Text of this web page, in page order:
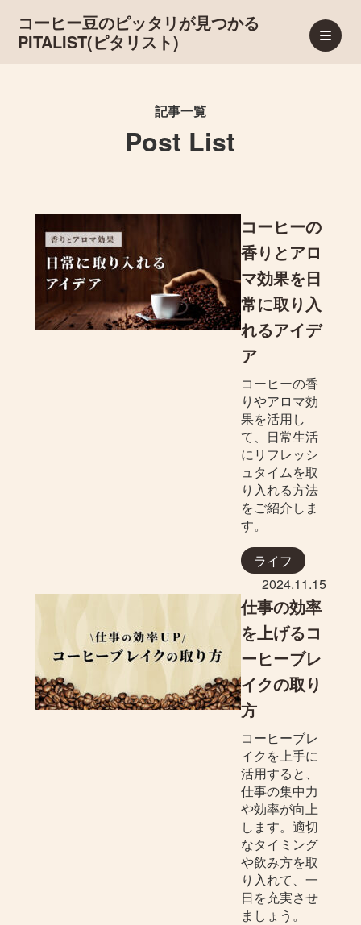
コーヒー豆のピッタリが見つかる
PITALIST(ピタリスト)
記事一覧
Post List
コーヒーの
香りとアロ
マ効果を日
常に取り入
れるアイデ
ア
コーヒーの香
りやアロマ効
果を活用し
て、日常生活
にリフレッシ
ュタイムを取
り入れる方法
をご紹介しま
す。
ライフ
2024.11.15
仕事の効率
を上げるコ
ーヒーブレ
イクの取り
方
コーヒーブレ
イクを上手に
活用すると、
仕事の集中力
や効率が向上
します。適切
なタイミング
や飲み方を取
り入れて、一
日を充実させ
ましょう。